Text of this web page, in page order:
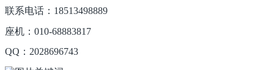
联系电话：18513498889
座机：010-68883817
QQ：2028696743